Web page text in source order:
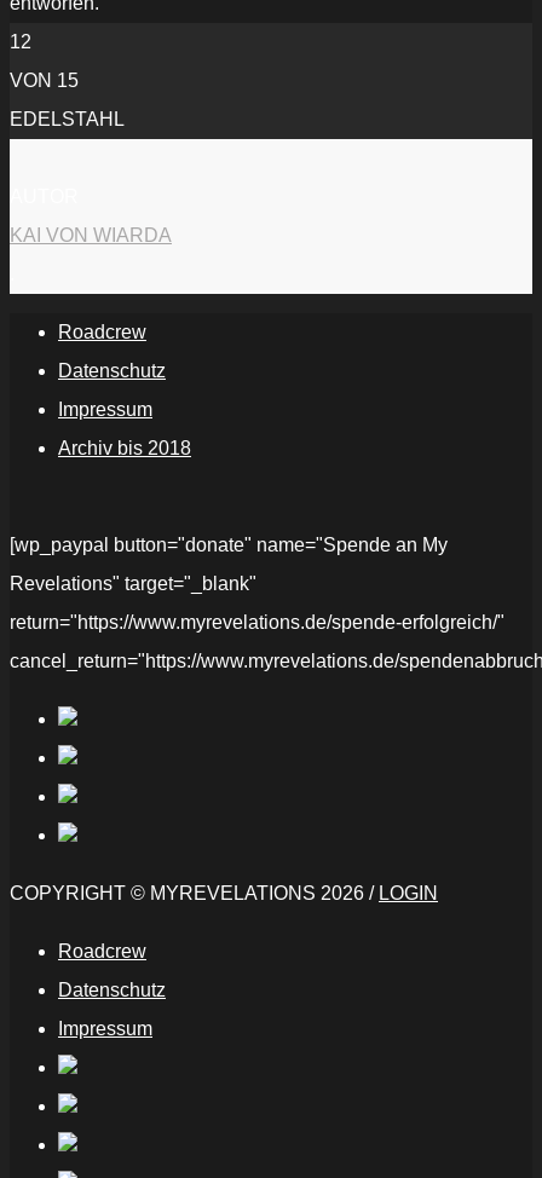
12
VON 15
EDELSTAHL
KAI VON WIARDA
Roadcrew
Datenschutz
Impressum
Archiv bis 2018
[wp_paypal button="donate" name="Spende an My
Revelations" target="_blank"
return="https://www.myrevelations.de/spende-erfolgreich/"
cancel_return="https://www.myrevelations.de/
COPYRIGHT © MYREVELATIONS 2026 / LOGIN
Roadcrew
Datenschutz
Impressum